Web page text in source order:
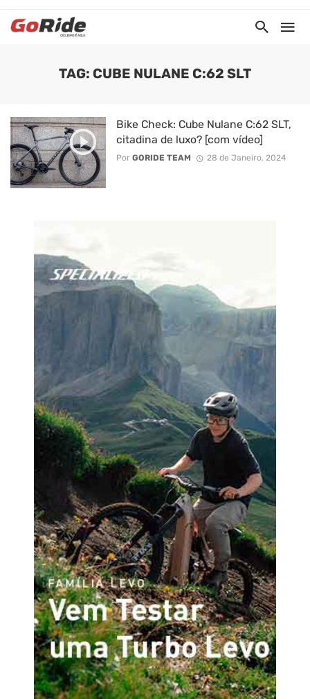
TAG: CUBE NULANE C:62 SLT
Bike Check: Cube Nulane C:62 SLT,
citadina de luxo? [com vídeo]
Por GORIDE TEAM 28 de Janeiro, 2024